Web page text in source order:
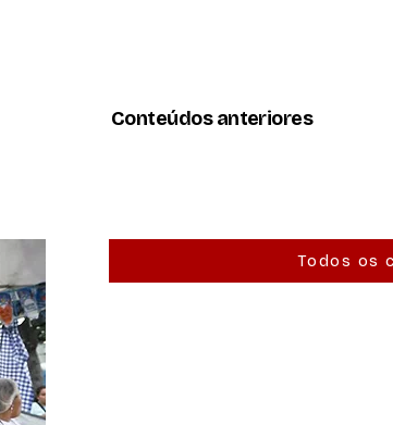
Conteúdos anteriores
Todos os